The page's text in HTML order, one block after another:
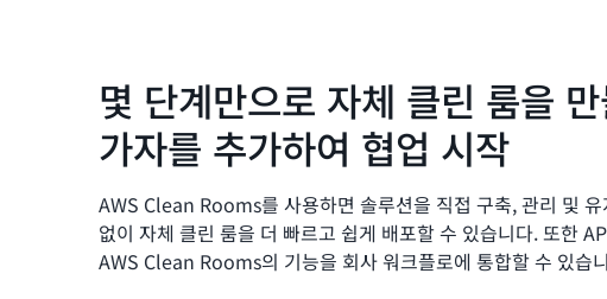
몇 단계만으로 자체 클린 룸을
가자를 추가하여 협업 시작
AWS Clean Rooms를 사용하면 솔루션을 직접 구축, 관리 및 유
없이 자체 클린 룸을 더 빠르고 쉽게 배포할 수 있습니다. 또한
AWS Clean Rooms의 기능을 회사 워크플로에 통합할 수 있습